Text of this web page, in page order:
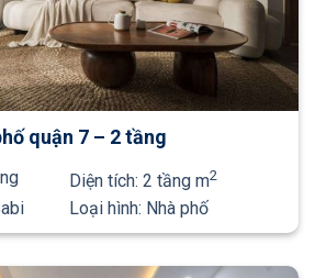
quận 7 – 2 tầng
Diện tích: 2 tầng m2
Loại hình: Nhà phố